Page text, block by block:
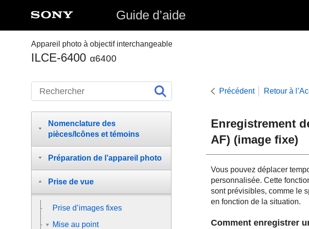
Guide d’aide
Appareil photo à objectif interchangeable
ILCE-6400 α6400
Précédent Retour à
Enregistrement
AF) (image fixe)
Vous pouvez déplacer
personnalisée. Cette
sont prévisibles, comme le
en fonction de la situation.
Comment enregistrer
Nomenclature des
pièces/Icônes et témoins
Préparation de l’appareil photo
Prise de vue
Prise d’images fixes
Mise au point